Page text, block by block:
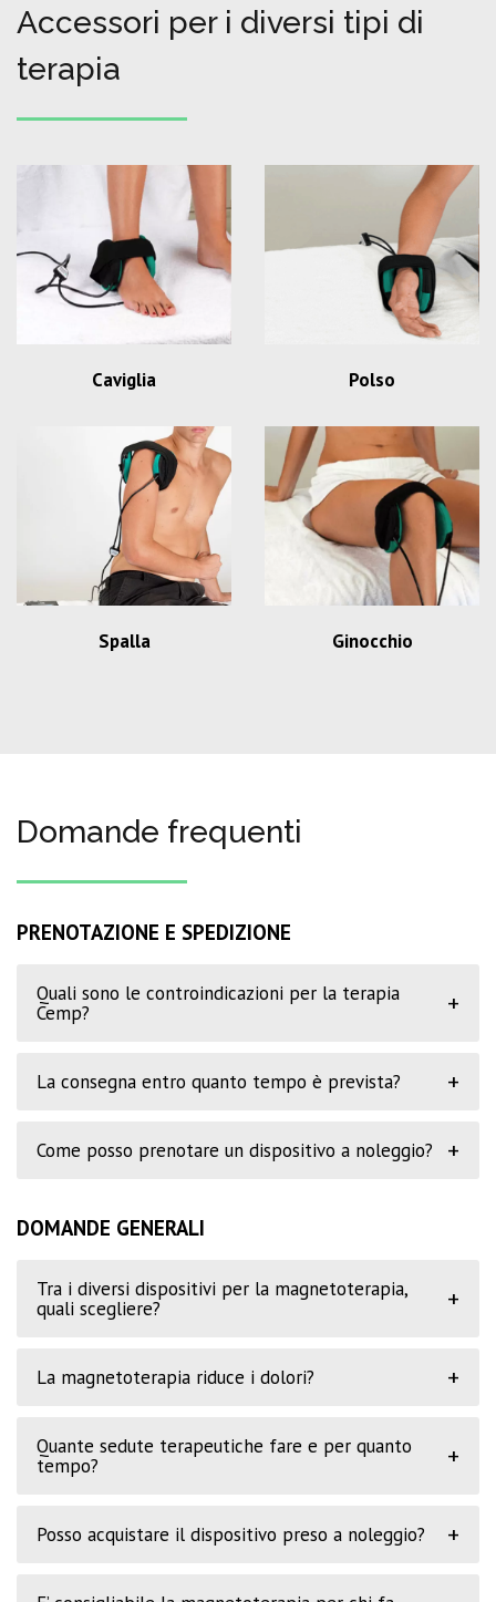
Accessori per i diversi tipi di
terapia
Caviglia Polso
Spalla Ginocchio
Domande frequenti
PRENOTAZIONE E SPEDIZIONE
Quali sono le controindicazioni per la terapia
Cemp?
+
La consegna entro quanto tempo è prevista? +
Come posso prenotare un dispositivo a noleggio? +
DOMANDE GENERALI
Tra i diversi dispositivi per la magnetoterapia,
quali scegliere?
+
La magnetoterapia riduce i dolori? +
Quante sedute terapeutiche fare e per quanto
tempo?
+
Posso acquistare il dispositivo preso a noleggio? +